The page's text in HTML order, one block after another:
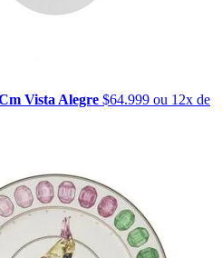
Vista Alegre $64.999 ou 12x de